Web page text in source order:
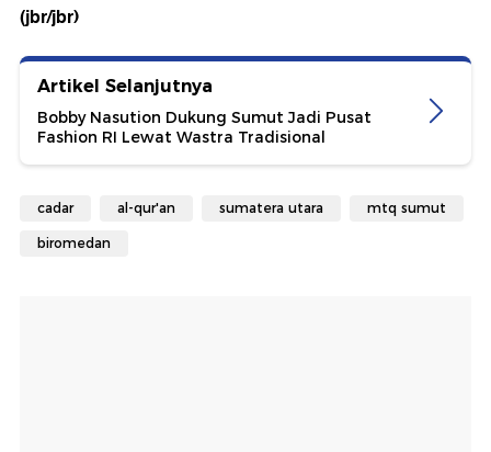
(jbr/jbr)
Artikel Selanjutnya
Bobby Nasution Dukung Sumut Jadi Pusat
Fashion RI Lewat Wastra Tradisional
cadar al-qur'an sumatera utara mtq sumut
biromedan